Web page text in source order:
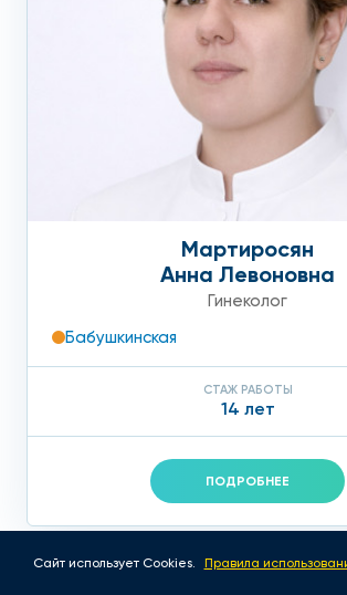
Мартиросян
Анна Левоновна
Гинеколог
Бабушкинская
СТАЖ РАБОТЫ
14 лет
ПОДРОБНЕЕ
Сайт использует Cookies. Правила
ВЫЗОВ ВРАЧА НА ДОМ